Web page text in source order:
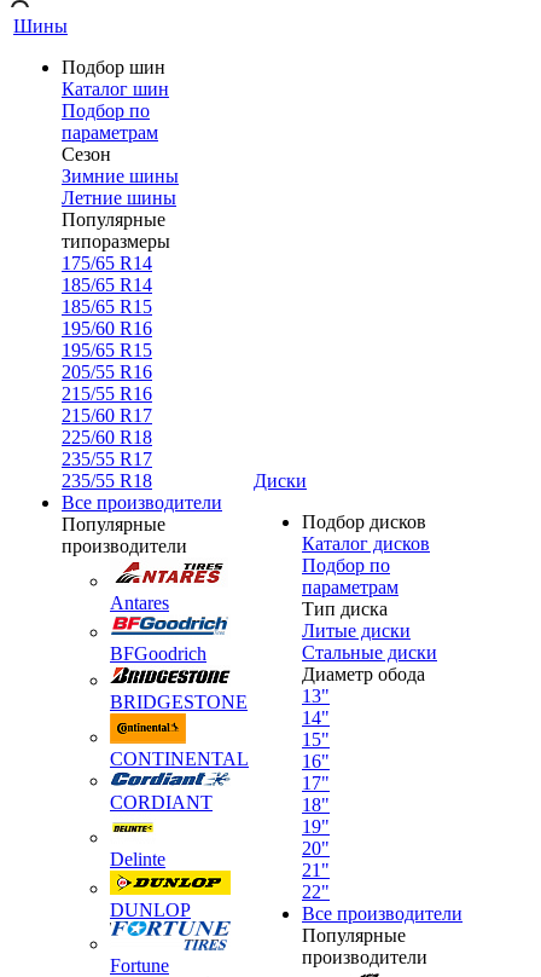
Шины
Подбор шин
Каталог шин
Подбор по
параметрам
Сезон
Зимние шины
Летние шины
Популярные
типоразмеры
175/65 R14
185/65 R14
185/65 R15
195/60 R16
195/65 R15
205/55 R16
215/55 R16
215/60 R17
225/60 R18
235/55 R17
235/55 R18
Все производители
Популярные
производители
Antares
BFGoodrich
BRIDGESTONE
CONTINENTAL
CORDIANT
Delinte
DUNLOP
Fortune
Диски
Подбор дисков
Каталог дисков
Подбор по
параметрам
Тип диска
Литые диски
Стальные диски
Диаметр обода
13"
14"
15"
16"
17"
18"
19"
20"
21"
22"
Все производители
Популярные
производители